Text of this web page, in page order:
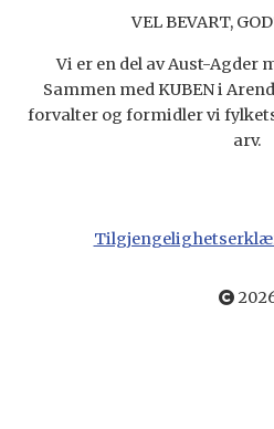
VEL BEVART,
Vi er en del av Aust-Agder
Sammen med KUBEN i
forvalter og formidler vi
arv.